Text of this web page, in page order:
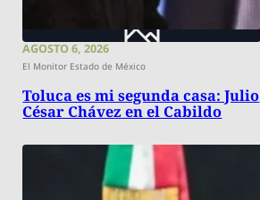
AGOSTO 6, 2026
El Monitor Estado de México
Toluca es mi segunda casa: Julio
César Chávez en el Cabildo